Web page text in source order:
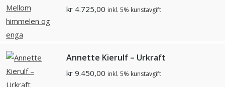
kr 4.725,00 inkl. 5% kunstavgift
Annette Kierulf – Urkraft
kr 9.450,00 inkl. 5% kunstavgift